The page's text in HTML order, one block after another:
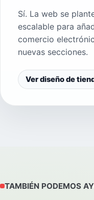
Sí. La web se
escalable para
comercio
nuevas secciones.
Ver diseño de
TAMBIÉN PODEMOS